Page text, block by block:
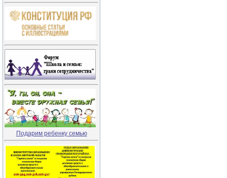
Подарим ребенку семью